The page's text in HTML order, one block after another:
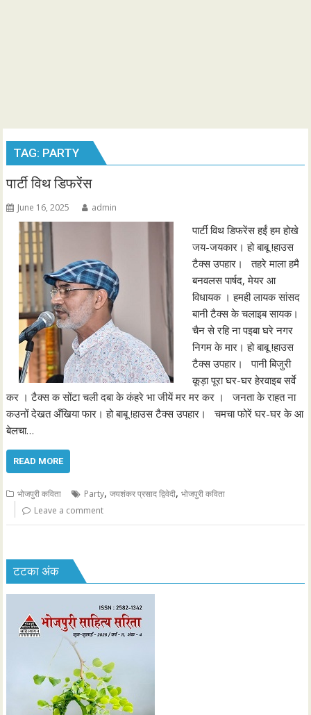
TAG: PARTY
पार्टी विथ डिफरेंस
June 16, 2025 admin
पार्टी विथ डिफरेंस हईं हम होखे
जय-जयकार। हो बाबू !हाउस
टैक्स उपहार। तहरे माला हमै
बनवलस पार्षद, मेयर आ
विधायक । हमही लायक सांसद
बानी टैक्स के चलाइब सायक।
चैन से रहि ना पइबा घरे नगर
निगम के मार। हो बाबू !हाउस
टैक्स उपहार। पानी बिजुरी
कूड़ा पूरा घर-घर हेरवाइब सर्वे
कर । टैक्स क सोंटा चली दबा के कंहरे भा जीयें मर मर कर । जनता के राहत ना
कउनों देखत अँखिया फार। हो बाबू !हाउस टैक्स उपहार। चमचा फोरें घर-घर के आ
बेलचा…
READ MORE
भोजपुरी कविता Party,जयशंकर प्रसाद द्विवेदी,भोजपुरी कविता
Leave a comment
टटका अंक